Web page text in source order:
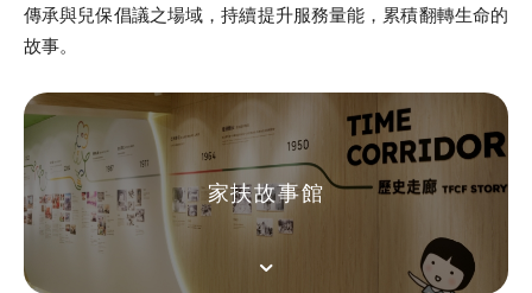
傳承與兒保倡議之場域，持續提升服務量能，累積翻轉生命的
故事。
家扶故事館